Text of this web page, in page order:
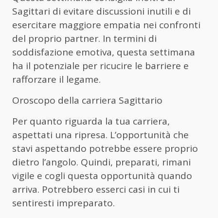
Sagittari di evitare discussioni inutili e di
esercitare maggiore empatia nei confronti
del proprio partner. In termini di
soddisfazione emotiva, questa settimana
ha il potenziale per ricucire le barriere e
rafforzare il legame.
Oroscopo della carriera Sagittario
Per quanto riguarda la tua carriera,
aspettati una ripresa. L’opportunità che
stavi aspettando potrebbe essere proprio
dietro l’angolo. Quindi, preparati, rimani
vigile e cogli questa opportunità quando
arriva. Potrebbero esserci casi in cui ti
sentiresti impreparato.